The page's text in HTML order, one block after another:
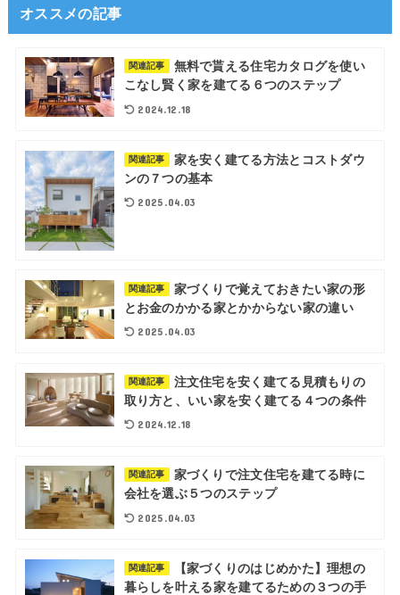
オススメの記事
関連記事
無料で貰える住宅カタログを使い
こなし賢く家を建てる６つのステップ
2024.12.18
関連記事
家を安く建てる方法とコストダウ
ンの７つの基本
2025.04.03
関連記事
家づくりで覚えておきたい家の形
とお金のかかる家とかからない家の違い
2025.04.03
関連記事
注文住宅を安く建てる見積もりの
取り方と、いい家を安く建てる４つの条件
2024.12.18
関連記事
家づくりで注文住宅を建てる時に
会社を選ぶ５つのステップ
2025.04.03
関連記事
【家づくりのはじめかた】理想の
暮らしを叶える家を建てるための３つの手